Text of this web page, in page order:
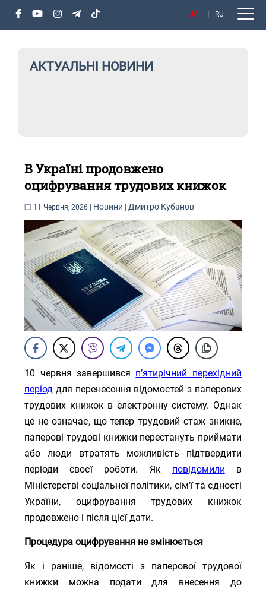
UA RU
АКТУАЛЬНІ НОВИНИ
В Україні продовжено
оцифрування трудових книжок
11 Червня, 2026 | Новини | Дмитро Кубанов
10 червня завершився п’ятирічний перехідний
період для перенесення відомостей з паперових
трудових книжок в електронну систему. Однак
це не означає, що тепер трудовий стаж зникне,
паперові трудові книжки перестануть приймати
або люди втратять можливість підтвердити
періоди своєї роботи. Як повідомили в
Міністерстві соціальної політики, сім’ї та єдності
України, оцифрування трудових книжок
продовжено і після цієї дати.
Процедура оцифрування не змінюється
Як і раніше, відомості з паперової трудової
книжки можна подати для внесення до